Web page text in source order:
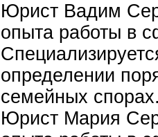
Юрист Вадим
опыта работы в
определении
семейных
Юрист Мария